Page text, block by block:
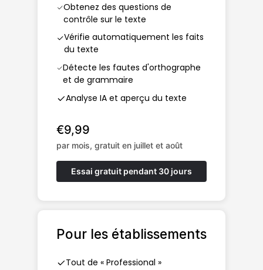
Obtenez des questions de
contrôle sur le texte
Vérifie automatiquement les faits
du texte
Détecte les fautes d'orthographe
et de grammaire
Analyse IA et aperçu du texte
€9,99
par mois, gratuit en juillet et août
Essai gratuit pendant 30 jours
Pour les établissements
Tout de « Professional »